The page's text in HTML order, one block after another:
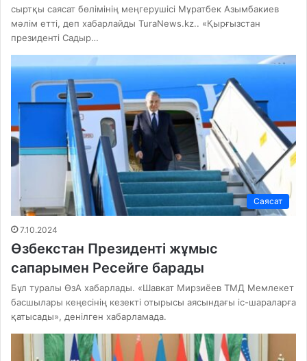
сыртқы саясат бөлімінің меңгерушісі Мұратбек Азымбакиев
мәлім етті, деп хабарлайды TuraNews.kz.. «Қырғызстан
президенті Садыр…
Саясат
7.10.2024
Өзбекстан Президенті жұмыс
сапарымен Ресейге барады
Бұл туралы ӨзА хабарлады. «Шавкат Мирзиёев ТМД Мемлекет
басшылары кеңесінің кезекті отырысы аясындағы іс-шараларға
қатысады», денілген хабарламада.